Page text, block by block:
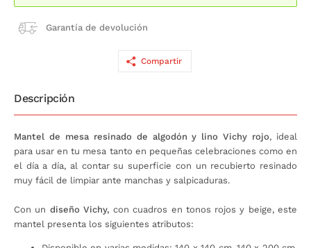
Garantía de devolución
Compartir
Descripción
Mantel de mesa resinado de algodón y lino Vichy rojo, ideal
para usar en tu mesa tanto en pequeñas celebraciones como en
el día a día, al contar su superficie con un recubierto resinado
muy fácil de limpiar ante manchas y salpicaduras.
Con un diseño Vichy, con cuadros en tonos rojos y beige, este
mantel presenta los siguientes atributos: